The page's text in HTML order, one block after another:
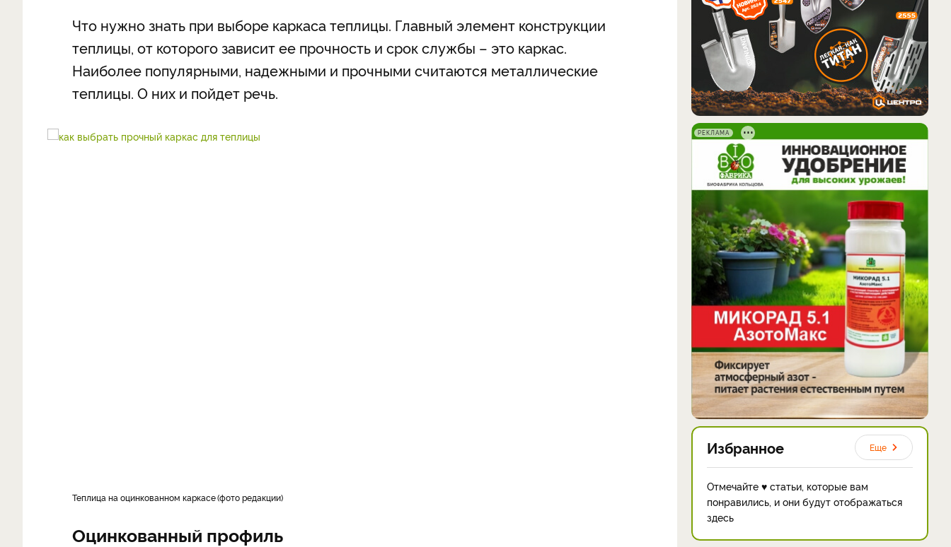
Что нужно знать при выборе каркаса теплицы. Главный элемент конструкции
теплицы, от которого зависит ее прочность и срок службы – это каркас.
Наиболее популярными, надежными и прочными считаются металлические
теплицы. О них и пойдет речь.
Теплица на оцинкованном каркасе фото редакции
Оцинкованный профиль
РЕКЛАМА
Избранное Еще
Отмечайте ♥ статьи, которые вам
понравились, и они будут отображаться
здесь